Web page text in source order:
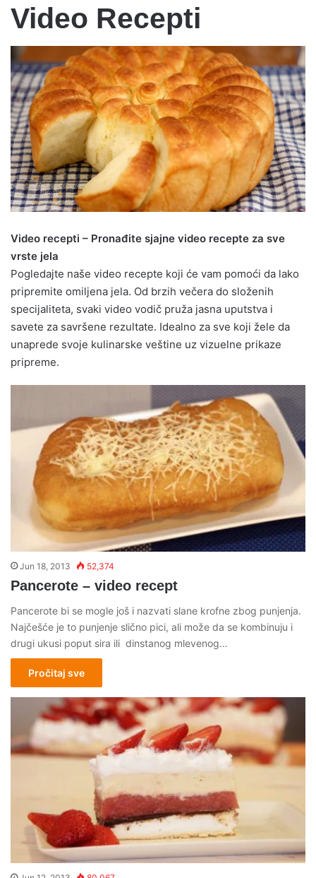
Čoko nugat torta
Brzi pekmez od kajsija
Plazmalina bez kuvanja i pečenja
Lenja krempita
Ručak – šnicle, pire, salata i kolač
2 posne domaće pite
Video Recepti
Video recepti – Pronađite sjajne video recepte za sve
vrste jela
Pogledajte naše video recepte koji će vam pomoći da lako
pripremite omiljena jela. Od brzih večera do složenih
specijaliteta, svaki video vodič pruža jasna uputstva i
savete za savršene rezultate. Idealno za sve koji žele da
unaprede svoje kulinarske veštine uz vizuelne prikaze
pripreme.
Jun 18, 2013 52,374
Pancerote – video recept
Pancerote bi se mogle još i nazvati slane krofne zbog punjenja.
Najčešće je to punjenje slično pici, ali može da se kombinuju i
drugi ukusi poput sira ili dinstanog mlevenog…
Pročitaj sve